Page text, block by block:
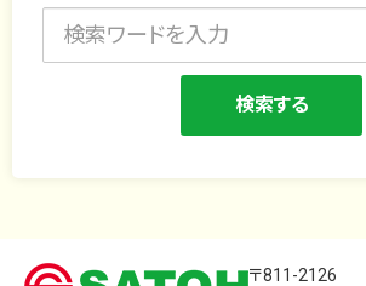
〒811-2126